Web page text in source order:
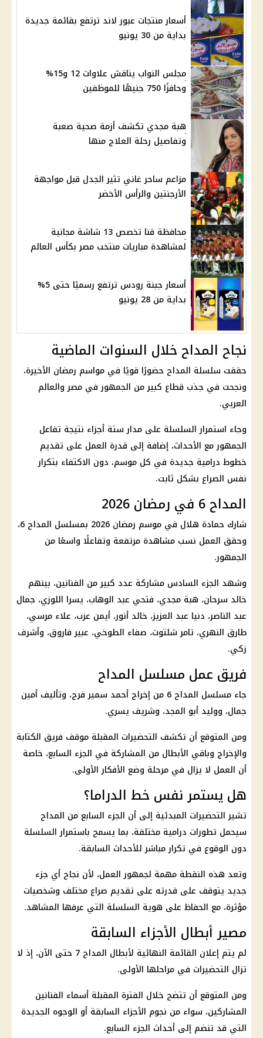
أسعار منتجات عبور لاند ترتفع بقائمة جديدة
بداية من 30 يونيو
مجلس النواب يناقش علاوات 12 و15%
وحافزًا 750 جنيهًا للموظفين
هبة مجدي تكشف أزمة صحية صعبة
وتفاصيل رحلة العلاج منها
مزاعم ساحر غاني تثير الجدل قبل مواجهة
الأرجنتين والرأس الأخضر
محافظة قنا تخصص 13 شاشة مجانية
لمشاهدة مباريات منتخب مصر بكأس العالم
أسعار جبنة رودس ترتفع رسميًا حتى 5%
بداية من 28 يونيو
نجاح المداح خلال السنوات الماضية
حققت سلسلة المداح حضورًا قويًا في مواسم رمضان الأخيرة،
ونجحت في جذب قطاع كبير من الجمهور في مصر والعالم
العربي.
وجاء استمرار السلسلة على مدار ستة أجزاء نتيجة تفاعل
الجمهور مع الأحداث، إضافة إلى قدرة العمل على تقديم
خطوط درامية جديدة في كل موسم، دون الاكتفاء بتكرار
نفس الصراع بشكل ثابت.
المداح 6 في رمضان 2026
شارك حمادة هلال في موسم رمضان 2026 بمسلسل المداح 6،
وحقق العمل نسب مشاهدة مرتفعة وتفاعلًا واسعًا من
الجمهور.
وشهد الجزء السادس مشاركة عدد كبير من الفنانين، بينهم
خالد سرحان، هبة مجدي، فتحي عبد الوهاب، يسرا اللوزي، جمال
عبد الناصر، دنيا عبد العزيز، خالد أنور، أيمن عزب، علاء مرسي،
طارق النهري، تامر شلتوت، صفاء الطوخي، عبير فاروق، وأشرف
زكي.
فريق عمل مسلسل المداح
جاء مسلسل المداح 6 من إخراج أحمد سمير فرج، وتأليف أمين
جمال، ووليد أبو المجد، وشريف يسري.
ومن المتوقع أن تكشف التحضيرات المقبلة موقف فريق الكتابة
والإخراج وباقي الأبطال من المشاركة في الجزء السابع، خاصة
أن العمل لا يزال في مرحلة وضع الأفكار الأولى.
هل يستمر نفس خط الدراما؟
تشير التحضيرات المبدئية إلى أن الجزء السابع من المداح
سيحمل تطورات درامية مختلفة، بما يسمح باستمرار السلسلة
دون الوقوع في تكرار مباشر للأحداث السابقة.
وتعد هذه النقطة مهمة لجمهور العمل، لأن نجاح أي جزء
جديد يتوقف على قدرته على تقديم صراع مختلف وشخصيات
مؤثرة، مع الحفاظ على هوية السلسلة التي عرفها المشاهد.
مصير أبطال الأجزاء السابقة
لم يتم إعلان القائمة النهائية لأبطال المداح 7 حتى الآن، إذ لا
تزال التحضيرات في مراحلها الأولى.
ومن المتوقع أن تتضح خلال الفترة المقبلة أسماء الفنانين
المشاركين، سواء من نجوم الأجزاء السابقة أو الوجوه الجديدة
التي قد تنضم إلى أحداث الجزء السابع.